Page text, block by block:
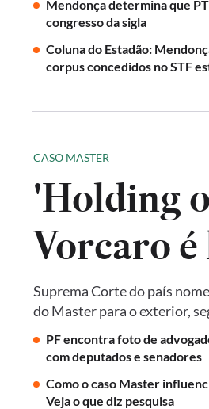
Mendonça determina que
congresso da sigla
Coluna do Estadão:
corpus concedidos no STF
CASO MASTER
'Holding
Vorcaro
Suprema Corte do país
do Master para o exterior,
PF encontra foto de
com deputados e senadores
Como o caso Master
Veja o que diz pesquisa